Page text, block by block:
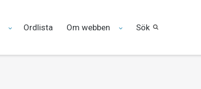
Ordlista Om webben Sök